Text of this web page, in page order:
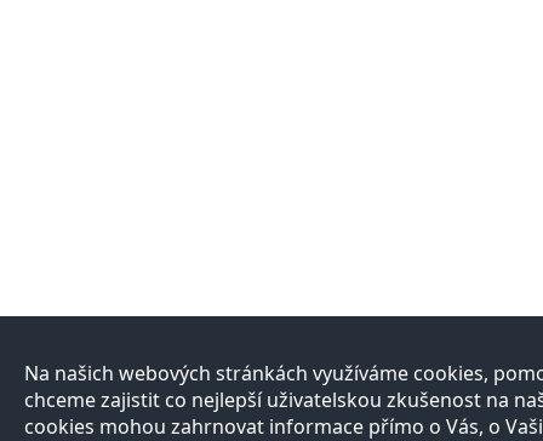
Na našich webových stránkách využíváme cookies,
chceme zajistit co nejlepší uživatelskou zkušenost na
cookies mohou zahrnovat informace přímo o Vás, o